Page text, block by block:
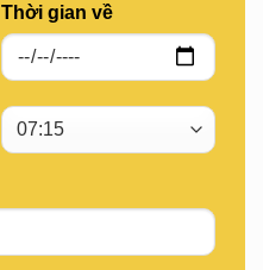
Thời gian về